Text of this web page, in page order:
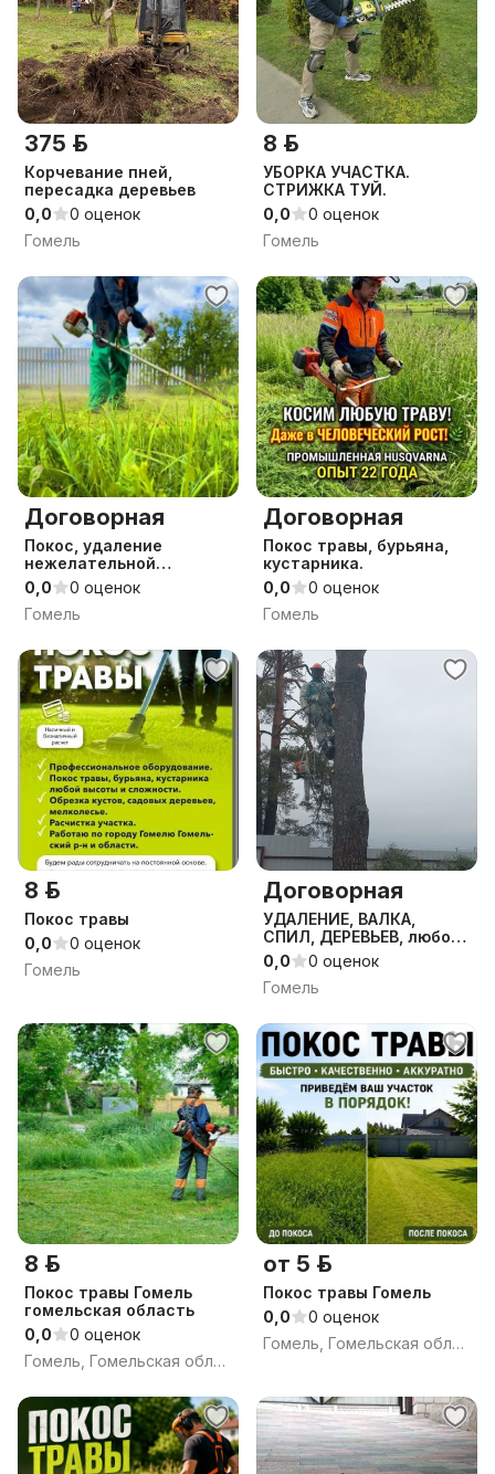
375 р.
Корчевание пней,
пересадка деревьев
0,0
0 оценок
Гомель
8 р.
УБОРКА УЧАСТКА.
СТРИЖКА ТУЙ.
0,0
0 оценок
Гомель
Договорная
Покос, удаление
нежелательной
растительности,
регулярное
обслуживание юр. лиц
0,0
0 оценок
Гомель
Договорная
Покос травы, бурьяна,
кустарника.
0,0
0 оценок
Гомель
8 р.
Покос травы
0,0
0 оценок
Гомель
Договорная
УДАЛЕНИЕ, ВАЛКА,
СПИЛ, ДЕРЕВЬЕВ, любой
сложности
0,0
0 оценок
Гомель
8 р.
Покос травы Гомель
гомельская область
0,0
0 оценок
Гомель, Гомельская область
от 5 р.
Покос травы Гомель
0,0
0 оценок
Гомель, Гомельская область